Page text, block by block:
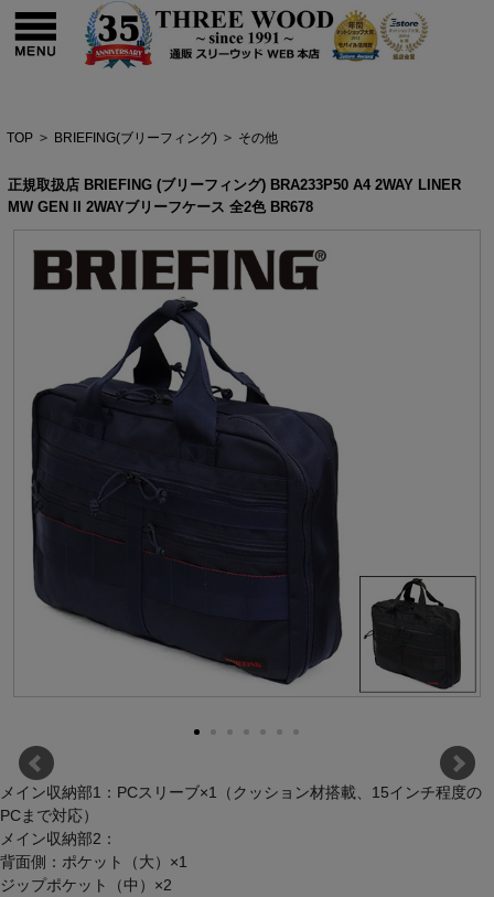
TOP > BRIEFING(ブリーフィング) > その他
正規取扱店 BRIEFING (ブリーフィング) BRA233P50 A4 2WAY LINER
MW GEN II 2WAYブリーフケース 全2色 BR678
メイン収納部1：PCスリーブ×1（クッション材搭載、15インチ程度の
PCまで対応）
メイン収納部2：
背面側：ポケット（大）×1
ジップポケット（中）×2